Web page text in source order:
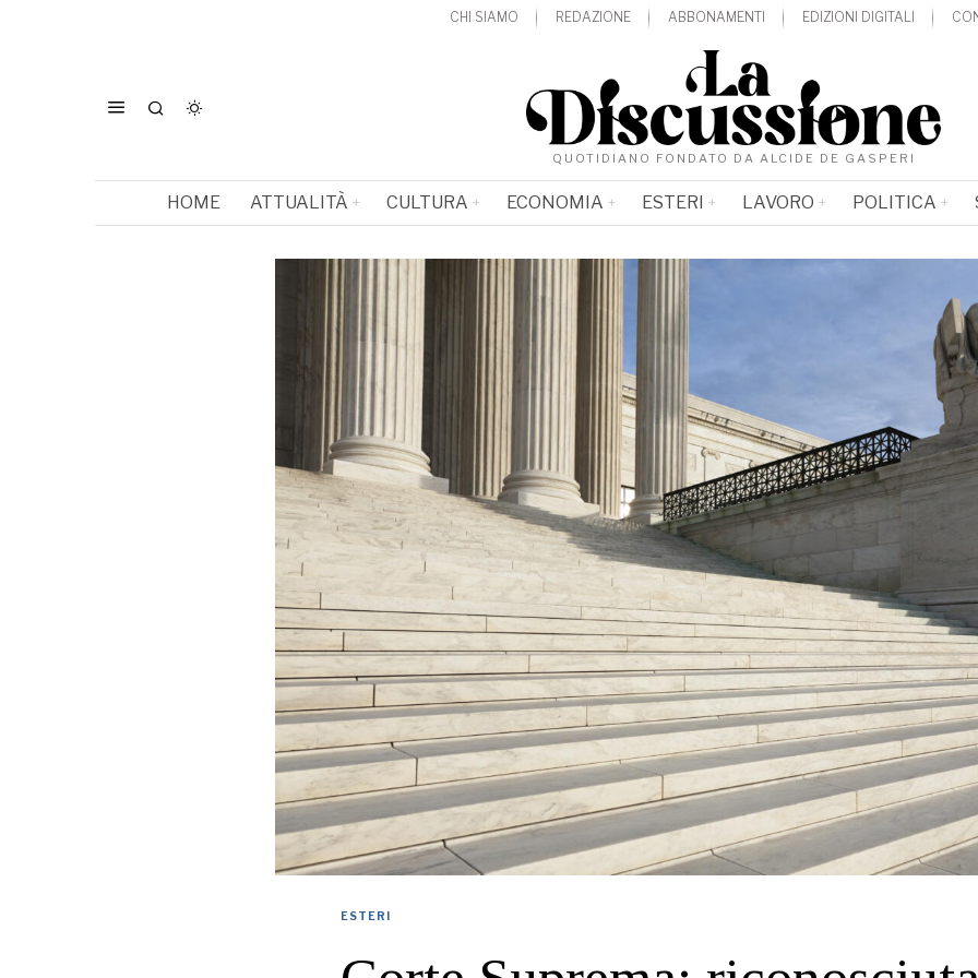
CHI SIAMO REDAZIONE ABBONAMENTI EDIZIONI DIGITALI
QUOTIDIANO FONDATO DA ALCIDE DE GASPERI
HOME ATTUALITÀ CULTURA ECONOMIA ESTERI LAVORO POLITICA
ESTERI